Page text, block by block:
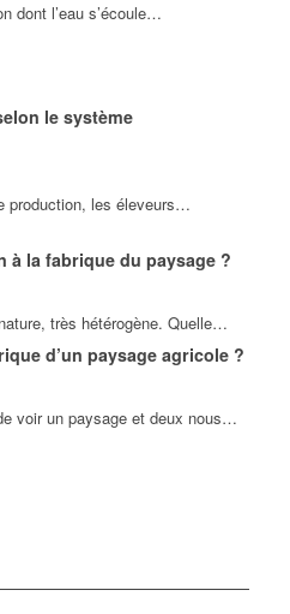
dont l’eau s’écoule…
le système
production, les éleveurs…
à la fabrique du paysage ?
très hétérogène. Quelle…
d’un paysage agricole ?
voir un paysage et deux nous…